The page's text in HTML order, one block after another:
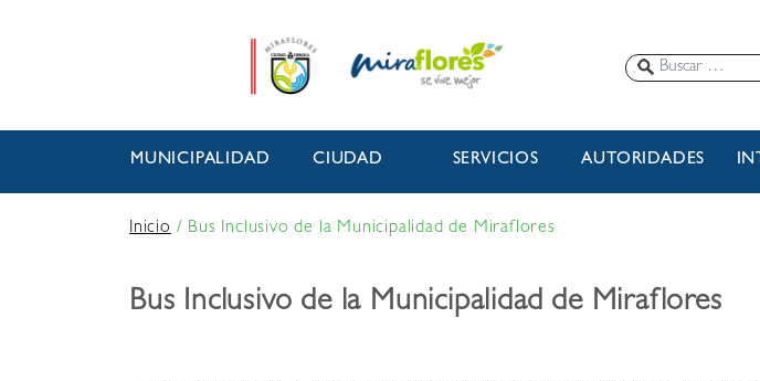
MUNICIPALIDAD CIUDAD SERVICIOS AUTORIDADES
Inicio/ Bus Inclusivo de la Municipalidad de Miraflores
Bus Inclusivo de la Municipalidad de Miraflores